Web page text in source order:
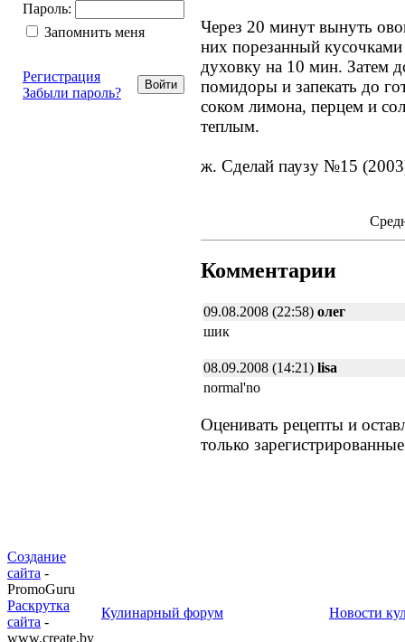
Пароль:
Запомнить меня
Регистрация
Забыли пароль?
Через 20 минут вынуть
них порезанный
духовку на 10 мин. Затем
помидоры и запекать до
соком лимона, перцем и
теплым.
ж. Сделай паузу №15
Комментарии
09.08.2008 (22:58) олег
шик
08.09.2008 (14:21) lisa
normal'no
Оценивать рецепты и
только
Создание
сайта -
PromoGuru
Раскрутка
сайта -
www.create.by
Кулинарный форум Новости